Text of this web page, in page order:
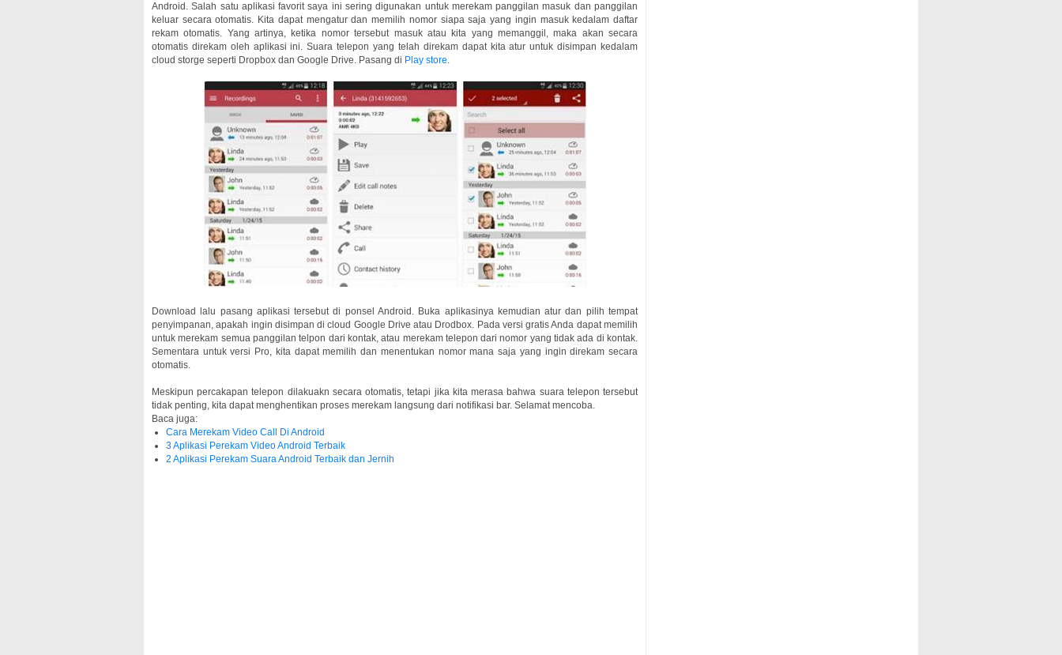
Android. Salah satu aplikasi favorit saya ini sering digunakan untuk merekam panggilan masuk dan panggilan
keluar secara otomatis. Kita dapat mengatur dan memilih nomor siapa saja yang ingin masuk kedalam daftar
rekam otomatis. Yang artinya, ketika nomor tersebut masuk atau kita yang memanggil, maka akan secara
otomatis direkam oleh aplikasi ini. Suara telepon yang telah direkam dapat kita atur untuk disimpan kedalam
cloud storge seperti Dropbox dan Google Drive. Pasang di Play store.
Download lalu pasang aplikasi tersebut di ponsel Android. Buka aplikasinya kemudian atur dan pilih tempat
penyimpanan, apakah ingin disimpan di cloud Google Drive atau Drodbox. Pada versi gratis Anda dapat memilih
untuk merekam semua panggilan telpon dari kontak, atau merekam telepon dari nomor yang tidak ada di kontak.
Sementara untuk versi Pro, kita dapat memilih dan menentukan nomor mana saja yang ingin direkam secara
otomatis.
Meskipun percakapan telepon dilakuakn secara otomatis, tetapi jika kita merasa bahwa suara telepon tersebut
tidak penting, kita dapat menghentikan proses merekam langsung dari notifikasi bar. Selamat mencoba.
Baca juga:
Cara Merekam Video Call Di Android
3 Aplikasi Perekam Video Android Terbaik
2 Aplikasi Perekam Suara Android Terbaik dan Jernih